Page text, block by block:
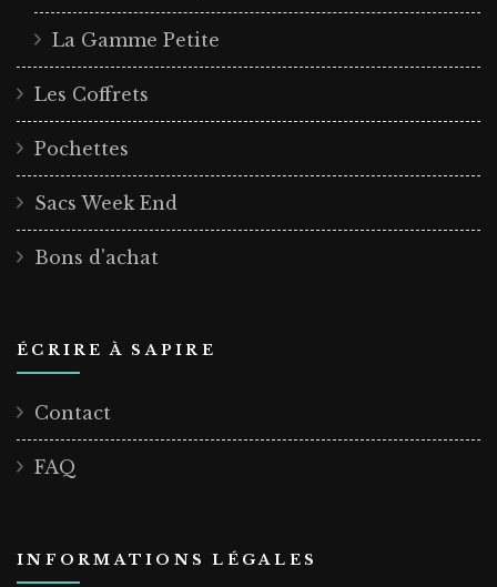
La Gamme Petite
Les Coffrets
Pochettes
Sacs Week End
Bons d'achat
ÉCRIRE À SAPIRE
Contact
FAQ
INFORMATIONS LÉGALES